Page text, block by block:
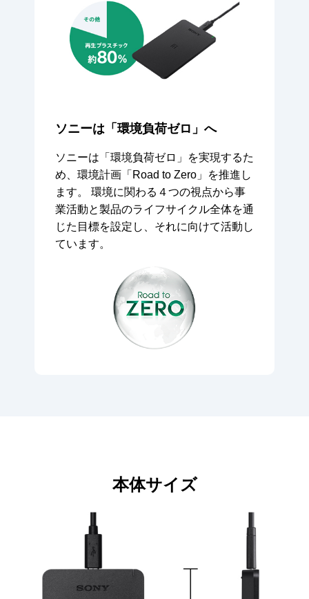
ソニーは「環境負荷ゼロ」へ
ソニーは「環境負荷ゼロ」を実現するた
め、環境計画「Road to Zero」を推進し
ます。
環境に関わる４つの視点から事
業活動と製品のライフサイクル全体を通
じた目標を設定し、それに向けて活動し
ています。
本体サイズ